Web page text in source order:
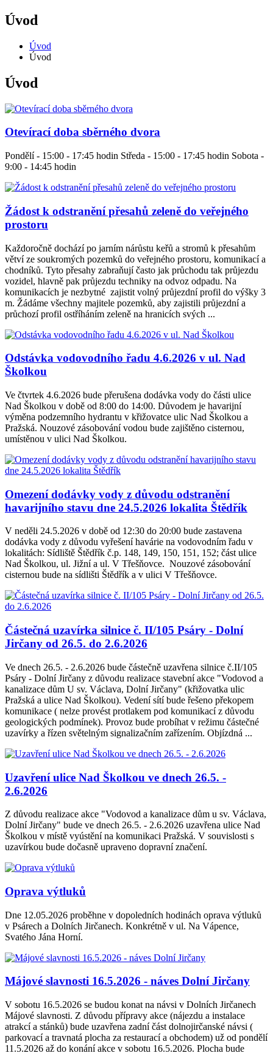
Úvod
Úvod
Úvod
Úvod
Otevírací doba sběrného dvora
Pondělí - 15:00 - 17:45 hodin Středa - 15:00 - 17:45 hodin Sobota -
9:00 - 14:45 hodin
Žádost k odstranění přesahů zeleně do veřejného
prostoru
Každoročně dochází po jarním nárůstu keřů a stromů k přesahům
větví ze soukromých pozemků do veřejného prostoru, komunikací a
chodníků. Tyto přesahy zabraňují často jak průchodu tak průjezdu
vozidel, hlavně pak průjezdu techniky na odvoz odpadu. Na
komunikacích je nezbytné zajistit volný průjezdní profil do výšky 3
m. Žádáme všechny majitele pozemků, aby zajistili průjezdní a
průchozí profil ostříháním zeleně na hranicích svých ...
Odstávka vodovodního řadu 4.6.2026 v ul. Nad
Školkou
Ve čtvrtek 4.6.2026 bude přerušena dodávka vody do části ulice
Nad Školkou v době od 8:00 do 14:00. Důvodem je havarijní
výměna podzemního hydrantu v křižovatce ulic Nad Školkou a
Pražská. Nouzové zásobování vodou bude zajištěno cisternou,
umístěnou v ulici Nad Školkou.
Omezení dodávky vody z důvodu odstranění
havarijního stavu dne 24.5.2026 lokalita Štědřík
V neděli 24.5.2026 v době od 12:30 do 20:00 bude zastavena
dodávka vody z důvodu vyřešení havárie na vodovodním řadu v
lokalitách: Sídliště Štědřík č.p. 148, 149, 150, 151, 152; část ulice
Nad Školkou, ul. Jižní a ul. V Třešňovce. Nouzové zásobování
cisternou bude na sídlišti Štědřík a v ulici V Třešňovce.
Částečná uzavírka silnice č. II/105 Psáry - Dolní
Jirčany od 26.5. do 2.6.2026
Ve dnech 26.5. - 2.6.2026 bude částečně uzavřena silnice č.II/105
Psáry - Dolní Jirčany z důvodu realizace stavební akce "Vodovod a
kanalizace dům U sv. Václava, Dolní Jirčany" (křižovatka ulic
Pražská a ulice Nad Školkou). Vedení sítí bude řešeno překopem
komunikace ( nelze provést protlakem pod komunikací z důvodu
geologických podmínek). Provoz bude probíhat v režimu částečné
uzavírky a řízen světelným signalizačním zařízením. Objízdná ...
Uzavření ulice Nad Školkou ve dnech 26.5. -
2.6.2026
Z důvodu realizace akce "Vodovod a kanalizace dům u sv. Václava,
Dolní Jirčany" bude ve dnech 26.5. - 2.6.2026 uzavřena ulice Nad
Školkou v místě vyústění na komunikaci Pražská. V souvislosti s
uzavírkou bude dočasně upraveno dopravní značení.
Oprava výtluků
Dne 12.05.2026 proběhne v dopoledních hodinách oprava výtluků
v Psárech a Dolních Jirčanech. Konkrétně v ul. Na Vápence,
Svatého Jána Horní.
Májové slavnosti 16.5.2026 - náves Dolní Jirčany
V sobotu 16.5.2026 se budou konat na návsi v Dolních Jirčanech
Májové slavnosti. Z důvodu přípravy akce (nájezdu a instalace
atrakcí a stánků) bude uzavřena zadní část dolnojirčanské návsi (
parkovací a travnatá plocha za restaurací a obchodem) už od pondělí
11.5.2026 až do konání akce v sobotu 16.5.2026. Plocha bude